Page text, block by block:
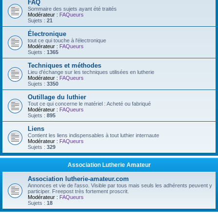
FAQ
Sommaire des sujets ayant été traités
Modérateur : FAQueurs
Sujets : 21
Électronique
tout ce qui touche à l'électronique
Modérateur : FAQueurs
Sujets : 1365
Techniques et méthodes
Lieu d'échange sur les techniques utilisées en lutherie
Modérateur : FAQueurs
Sujets : 3350
Outillage du luthier
Tout ce qui concerne le matériel : Acheté ou fabriqué
Modérateur : FAQueurs
Sujets : 895
Liens
Contient les liens indispensables à tout luthier internaute
Modérateur : FAQueurs
Sujets : 329
Association Lutherie Amateur
Association lutherie-amateur.com
Annonces et vie de l'asso. Visible par tous mais seuls les adhérents peuvent y
participer. Freepost très fortement proscrit.
Modérateur : FAQueurs
Sujets : 18